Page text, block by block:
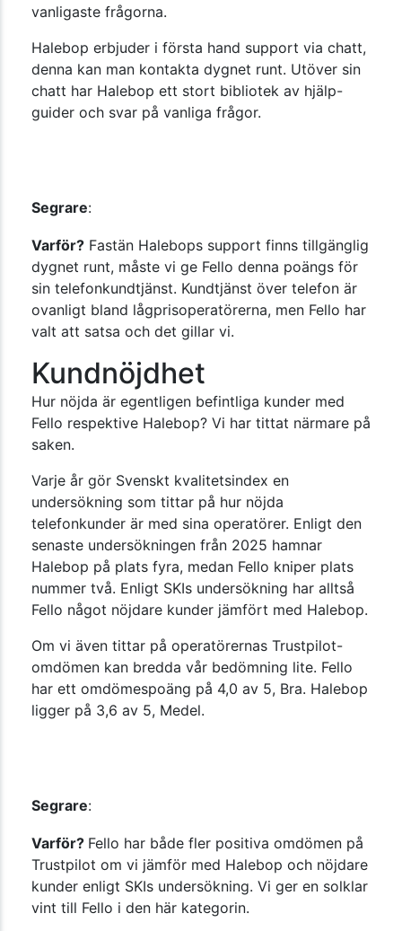
vanligaste frågorna.
Halebop erbjuder i första hand support via chatt,
denna kan man kontakta dygnet runt. Utöver sin
chatt har Halebop ett stort bibliotek av hjälp-
guider och svar på vanliga frågor.
Segrare:
Varför? Fastän Halebops support finns tillgänglig
dygnet runt, måste vi ge Fello denna poängs för
sin telefonkundtjänst. Kundtjänst över telefon är
ovanligt bland lågprisoperatörerna, men Fello har
valt att satsa och det gillar vi.
Kundnöjdhet
Hur nöjda är egentligen befintliga kunder med
Fello respektive Halebop? Vi har tittat närmare på
saken.
Varje år gör Svenskt kvalitetsindex en
undersökning som tittar på hur nöjda
telefonkunder är med sina operatörer. Enligt den
senaste undersökningen från 2025 hamnar
Halebop på plats fyra, medan Fello kniper plats
nummer två. Enligt SKIs undersökning har alltså
Fello något nöjdare kunder jämfört med Halebop.
Om vi även tittar på operatörernas Trustpilot-
omdömen kan bredda vår bedömning lite. Fello
har ett omdömespoäng på 4,0 av 5, Bra. Halebop
ligger på 3,6 av 5, Medel.
Segrare:
Varför? Fello har både fler positiva omdömen på
Trustpilot om vi jämför med Halebop och nöjdare
kunder enligt SKIs undersökning. Vi ger en solklar
vint till Fello i den här kategorin.